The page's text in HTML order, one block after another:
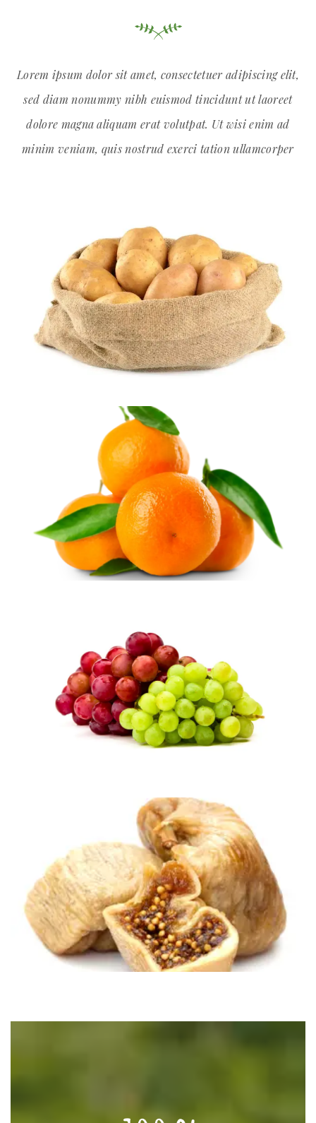
Lorem ipsum dolor sit amet, consectetuer adipiscing elit,
sed diam nonummy nibh euismod tincidunt ut laoreet
dolore magna aliquam erat volutpat. Ut wisi enim ad
minim veniam, quis nostrud exerci tation ullamcorper
Sebze
Narenciye
Meyve
Kuru Gıdalar